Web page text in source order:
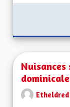
Etheldred